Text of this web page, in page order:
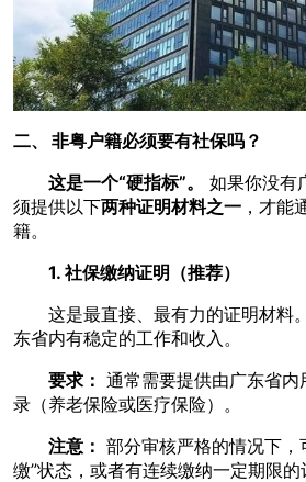
二、 非粤户籍必须要有社保吗？
这是一个“硬指标”。
如果你没有
须提供以下两种证明材料之一 ，才能
籍。
1. 社保缴纳证明（推荐）
这是最直接、最有力的证明材料
东省内有稳定的工作和收入。
要求： 通常需要提供由广东省
录（养老保险或医疗保险）。
注意： 部分审核严格的情况下，
缴”状态，或者有连续缴纳一定期限的